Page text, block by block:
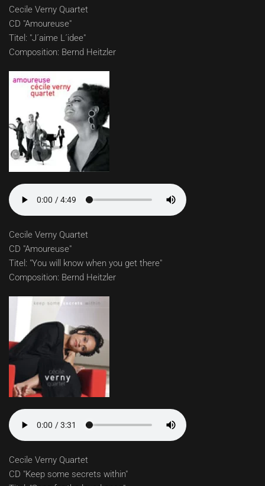
Cecile Verny Quartet
CD "Amoureuse"
Titel: "J´aime L´idee"
Composition: Bernd Heitzler
Cecile Verny Quartet
CD "Amoureuse"
Titel: "You will know when you get there"
Composition: Bernd Heitzler
Cecile Verny Quartet
CD "Keep some secrets within"